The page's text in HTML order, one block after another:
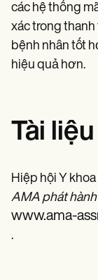
các hệ thống
xác trong thanh
bệnh nhân tốt
hiệu quả hơn.
Tài
Hiệp hội Y
AMA phát
www.ama-
.